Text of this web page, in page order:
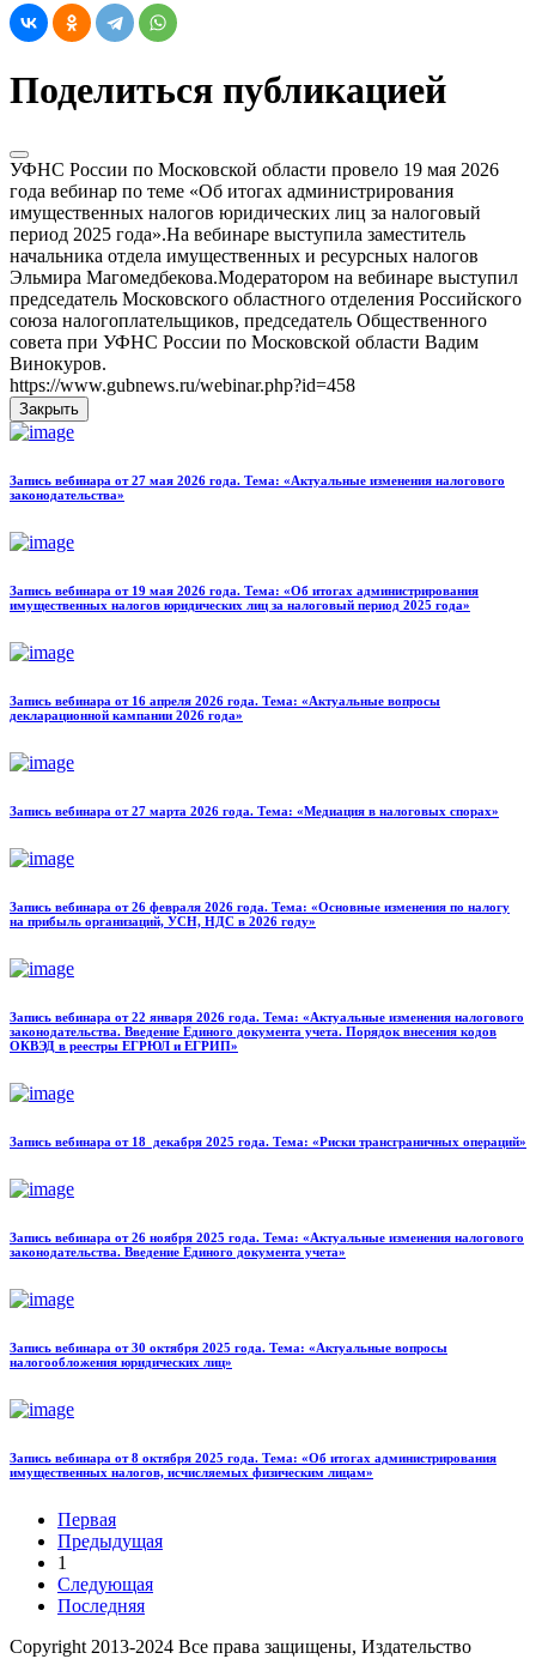
Поделиться публикацией
УФНС России по Московской области провело 19 мая 2026
года вебинар по теме «Об итогах администрирования
имущественных налогов юридических лиц за налоговый
период 2025 года».На вебинаре выступила заместитель
начальника отдела имущественных и ресурсных налогов
Эльмира Магомедбекова.Модератором на вебинаре выступил
председатель Московского областного отделения Российского
союза налогоплательщиков, председатель Общественного
совета при УФНС России по Московской области Вадим
Винокуров.
https://www.gubnews.ru/webinar.php?id=458
Закрыть
Запись вебинара от 27 мая 2026 года. Тема: «Актуальные изменения налогового
законодательства»
Запись вебинара от 19 мая 2026 года. Тема: «Об итогах администрирования
имущественных налогов юридических лиц за налоговый период 2025 года»
Запись вебинара от 16 апреля 2026 года. Тема: «Актуальные вопросы
декларационной кампании 2026 года»
Запись вебинара от 27 марта 2026 года. Тема: «Медиация в налоговых спорах»
Запись вебинара от 26 февраля 2026 года. Тема: «Основные изменения по налогу
на прибыль организаций, УСН, НДС в 2026 году»
Запись вебинара от 22 января 2026 года. Тема: «Актуальные изменения налогового
законодательства. Введение Единого документа учета. Порядок внесения кодов
ОКВЭД в реестры ЕГРЮЛ и ЕГРИП»
Запись вебинара от 18 декабря 2025 года. Тема: «Риски трансграничных операций»
Запись вебинара от 26 ноября 2025 года. Тема: «Актуальные изменения налогового
законодательства. Введение Единого документа учета»
Запись вебинара от 30 октября 2025 года. Тема: «Актуальные вопросы
налогообложения юридических лиц»
Запись вебинара от 8 октября 2025 года. Тема: «Об итогах администрирования
имущественных налогов, исчисляемых физическим лицам»
Первая
Предыдущая
1
Следующая
Последняя
Copyright 2013-2024 Все права защищены, Издательство